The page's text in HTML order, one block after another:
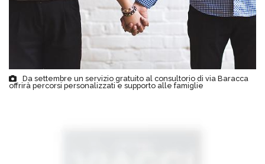
Da settembre un servizio gratuito al consultorio di via Baracca
offrirà percorsi personalizzati e supporto alle famiglie